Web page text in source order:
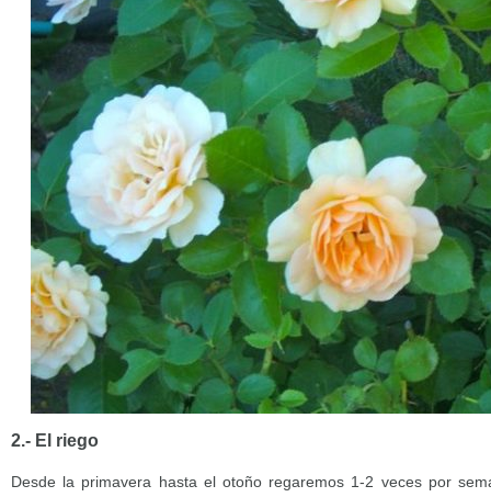
2.- El riego
Desde la primavera hasta el otoño regaremos 1-2 veces por